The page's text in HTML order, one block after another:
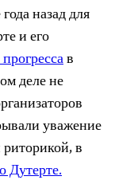
назад для
и его
в
деле не
уважение
в
Дутерте.